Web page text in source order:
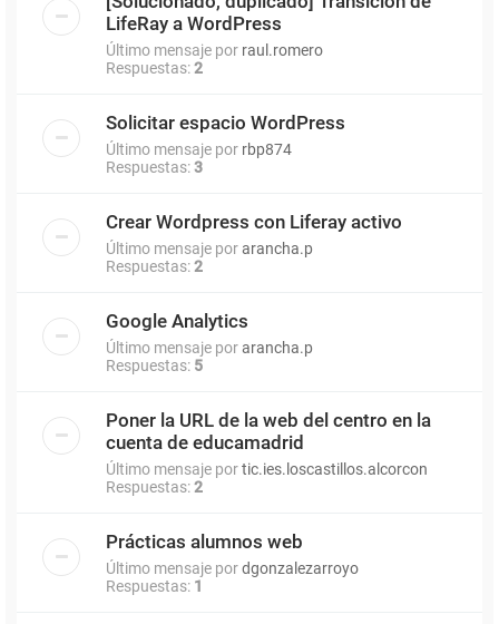
LifeRay a WordPress
Último mensaje por raul.romero
Respuestas:2
Solicitar espacio WordPress
Último mensaje por rbp874
Respuestas:3
Crear Wordpress con Liferay activo
Último mensaje porarancha.p
Respuestas:2
Google Analytics
Último mensaje porarancha.p
Respuestas: 5
Poner la URL de la web del centro en la
cuenta de educamadrid
Último mensaje portic.ies.loscastillos.alcorcon
Respuestas:2
Prácticas alumnos web
Último mensaje pordgonzalezarroyo
Respuestas: 1